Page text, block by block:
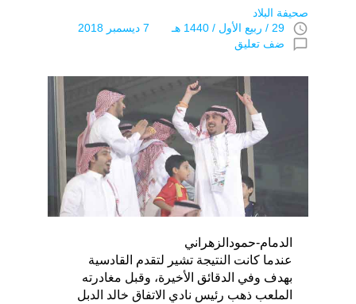
صحيفة البلاد
access_time 29 / ربيع اﻷول / 1440 هـ 7 ديسمبر 2018
chat_bubble_outline ضف تعليق
الدمام-حمودالزهراني
عندما كانت النتيجة تشير لتقدم القادسية
بهدف وفي الدقائق الأخيرة، وقبل مغادرته
الملعب ذهب رئيس نادي الاتفاق خالد الدبل